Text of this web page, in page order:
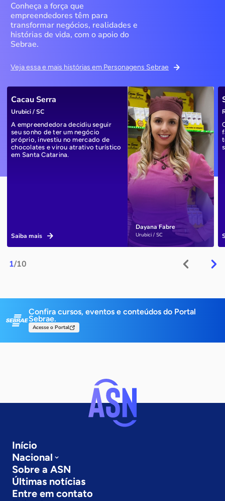
Conheça a força que
empreendedores têm para
transformar negócios, realidades e
histórias de vida, com o apoio do
Sebrae.
Veja essa e mais histórias em Personagens Sebrae
1/10
Dayana Fabre
Urubici / SC
Cacau Serra
Urubici / SC
A empreendedora decidiu seguir
seu sonho de ter um negócio
próprio, investiu no mercado de
chocolates e virou atrativo turístico
em Santa Catarina.
Saiba mais
Confira cursos, eventos e conteúdos do Portal
Sebrae.
Acesse o Portal
Início
Nacional
Sobre a ASN
Últimas notícias
Entre em contato